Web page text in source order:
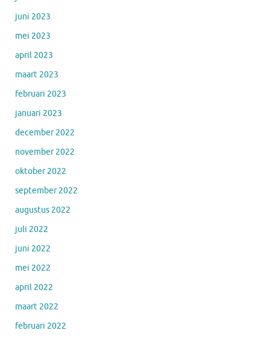
juni 2023
mei 2023
april 2023
maart 2023
februari 2023
januari 2023
december 2022
november 2022
oktober 2022
september 2022
augustus 2022
juli 2022
juni 2022
mei 2022
april 2022
maart 2022
februari 2022